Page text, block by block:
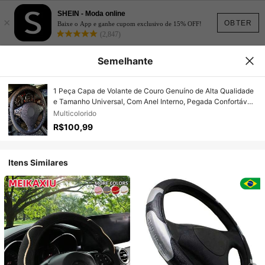
OBTER
×
SHEIN - Moda online
Baixe o App e ganhe cupom exclusivo de 15% OFF!
(2,847)
Semelhante
1 Peça Capa de Volante de Couro Genuíno de Alta Qualidade
e Tamanho Universal, Com Anel Interno, Pegada Confortável,
Proteção Duradoura para o Seu Volante, Serve para Volantes
de 14,5-15 Polegadas, Acessório Interno de Carro Unissex,
Adequado para Todas as Estações
Multicolorido
R$100,99
Itens Similares